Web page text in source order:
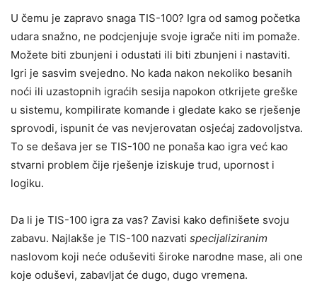
U čemu je zapravo snaga TIS-100? Igra od samog početka
udara snažno, ne podcjenjuje svoje igrače niti im pomaže.
Možete biti zbunjeni i odustati ili biti zbunjeni i nastaviti.
Igri je sasvim svejedno. No kada nakon nekoliko besanih
noći ili uzastopnih igraćih sesija napokon otkrijete greške
u sistemu, kompilirate komande i gledate kako se rješenje
sprovodi, ispunit će vas nevjerovatan osjećaj zadovoljstva.
To se dešava jer se TIS-100 ne ponaša kao igra već kao
stvarni problem čije rješenje iziskuje trud, upornost i
logiku.
Da li je TIS-100 igra za vas? Zavisi kako definišete svoju
zabavu. Najlakše je TIS-100 nazvati specijaliziranim
naslovom koji neće oduševiti široke narodne mase, ali one
koje oduševi, zabavljat će dugo, dugo vremena.